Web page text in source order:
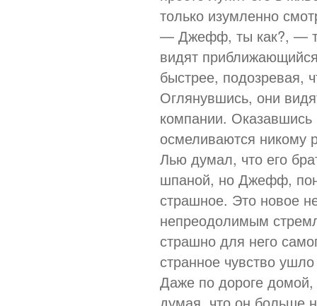
только изумленно
— Джефф, ты как?, —
видят
быстрее, подозревая,
Оглянувшись, они
компании.
осмеливаются никому
Лью думал, что его
шпаной, но Джефф,
страшное. Это новое
непреодолимым
страшно для него
странное чувство
Даже по дороге